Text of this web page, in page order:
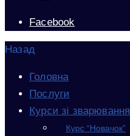
Facebook
Назад
Головна
Послуги
Курси зі зварювання
Курс “Новачок”